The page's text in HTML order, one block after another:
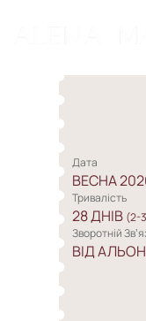
Дата
ВЕСНА
Тривалість
28 ДНІВ (2-
Зворотній
ВІД